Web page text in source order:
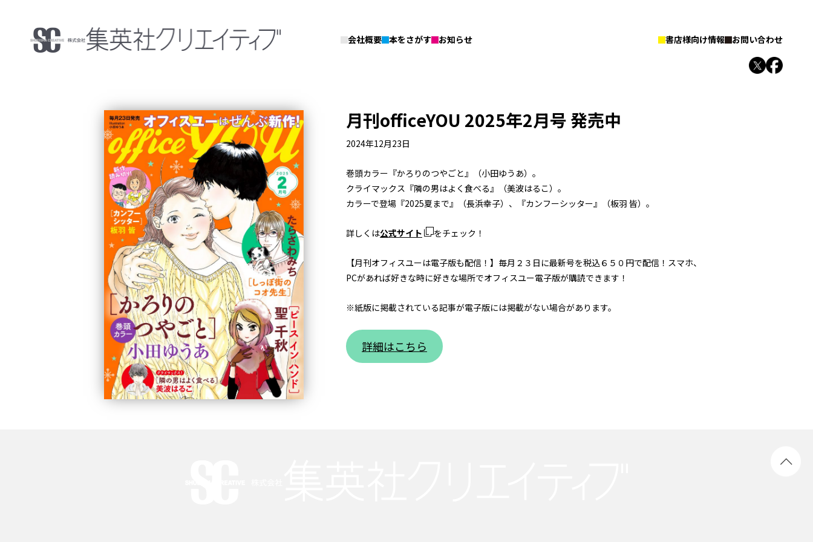
会社概要 本をさがす お知らせ 書店様向け情報 お問い合わせ
月刊officeYOU 2025年2月号 発売中
2024年12月23日
巻頭カラー『かろりのつやごと』（小田ゆうあ）。
クライマックス『隣の男はよく食べる』（美波はるこ）。
カラーで登場『2025夏まで』（長浜幸子）、『カンフーシッター』（板羽 皆）。
詳しくは公式サイト をチェック！
【月刊オフィスユーは電子版も配信！】毎月２３日に最新号を税込６５０円で配信！スマホ、
PCがあれば好きな時に好きな場所でオフィスユー電子版が購読できます！
※紙版に掲載されている記事が電子版には掲載がない場合があります。
詳細はこちら